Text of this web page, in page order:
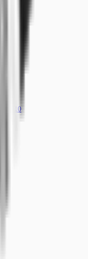
D2110